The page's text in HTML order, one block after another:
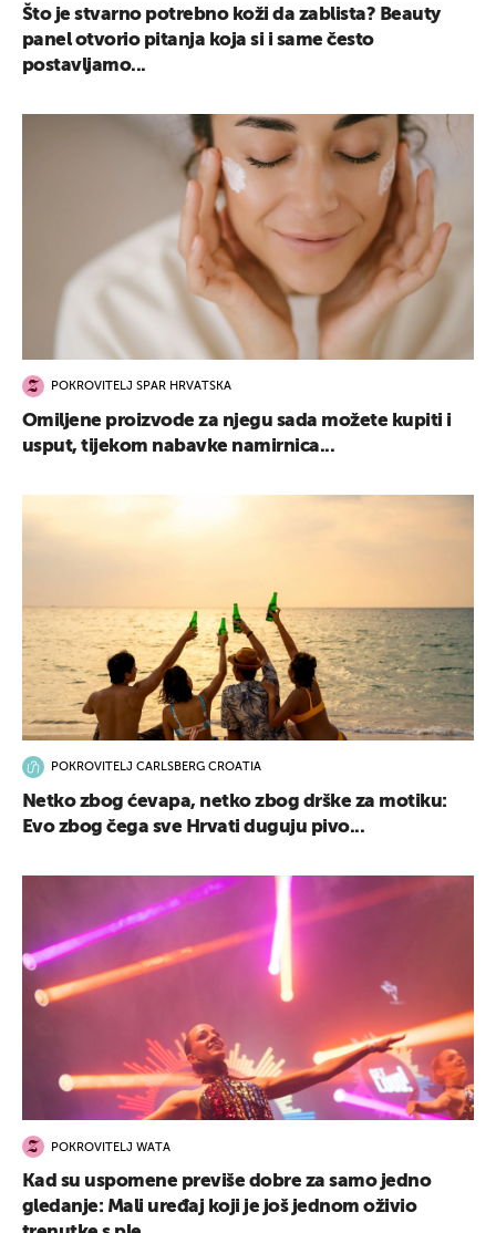
Što je stvarno potrebno koži da zablista? Beauty
panel otvorio pitanja koja si i same često
postavljamo...
POKROVITELJ SPAR HRVATSKA
Omiljene proizvode za njegu sada možete kupiti i
usput, tijekom nabavke namirnica...
POKROVITELJ CARLSBERG CROATIA
Netko zbog ćevapa, netko zbog drške za motiku:
Evo zbog čega sve Hrvati duguju pivo...
POKROVITELJ WATA
Kad su uspomene previše dobre za samo jedno
gledanje: Mali uređaj koji je još jednom oživio